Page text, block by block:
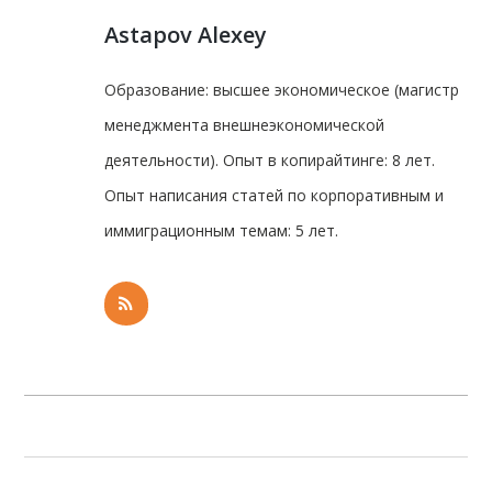
Astapov Alexey
Образование: высшее экономическое (магистр
менеджмента внешнеэкономической
деятельности). Опыт в копирайтинге: 8 лет.
Опыт написания статей по корпоративным и
иммиграционным темам: 5 лет.